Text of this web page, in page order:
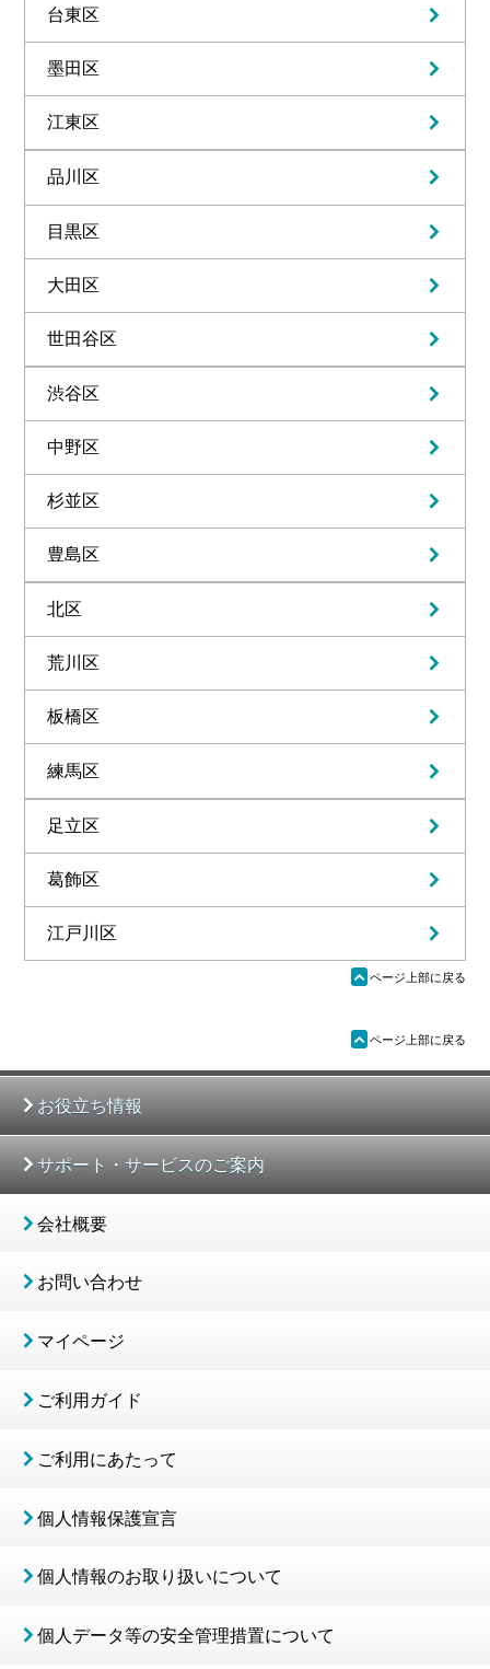
台東区
墨田区
江東区
品川区
目黒区
大田区
世田谷区
渋谷区
中野区
杉並区
豊島区
北区
荒川区
板橋区
練馬区
足立区
葛飾区
江戸川区
ü ページ上部に戻る
ü ページ上部に戻る
お役立ち情報
サポート・サービスのご案内
会社概要
お問い合わせ
マイページ
ご利用ガイド
ご利用にあたって
個人情報保護宣言
個人情報のお取り扱いについて
個人データ等の安全管理措置について